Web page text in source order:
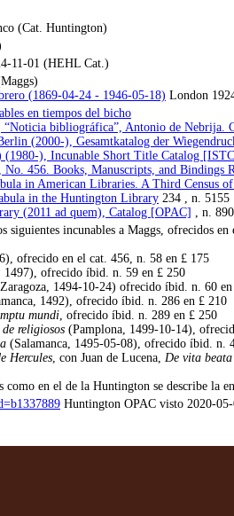
(Cat. Huntington)
11-01 (HEHL Cat.)
(1869-04-24 - 1946-05-18) London
en tiempos del bicho
bibliográfica”, Antonio de Nebrija.
(2000-), Gesamtkatalog der
), Incunable Short Title Catalog
No. 456. Books, Manuscripts, and Bindings
in American Libraries. A Third Census
in the Huntington Library 234 , n. 5155
(2011 ad quem), Catalog [OPAC] , n.
siguientes incunables a Maggs, ofrecidos
ofrecido en el cat. 456, n. 58 en £ 175
1497), ofrecido íbid. n. 59 en £ 250
1494-10-24) ofrecido íbid. n. 60
1492), ofrecido íbid. n. 286 en £ 210
mundi, ofrecido íbid. n. 289 en £ 250
religiosos (Pamplona, 1499-10-14),
(Salamanca, 1495-05-08), ofrecido íbid. n.
Hercules, con Juan de Lucena, De vita beata
como en el de la Huntington se describe la
Huntington OPAC visto 2020-